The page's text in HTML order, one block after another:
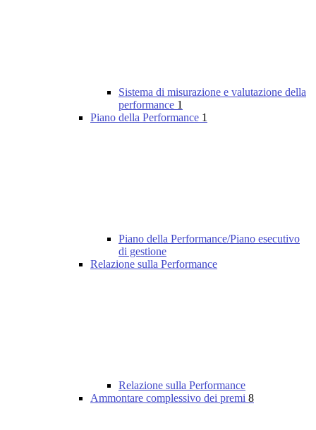
Sistema di misurazione e valutazione della
performance 1
Piano della Performance 1
Piano della Performance/Piano esecutivo
di gestione
Relazione sulla Performance
Relazione sulla Performance
Ammontare complessivo dei premi 8